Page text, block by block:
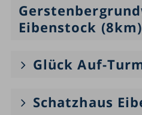
Eibenstock (8km)
Glück Auf-
Schatzhaus